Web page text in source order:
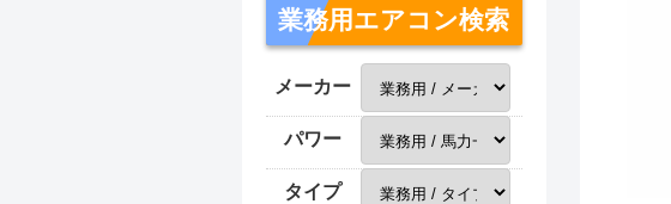
業務用エアコン検索
メーカー
パワー
タイプ